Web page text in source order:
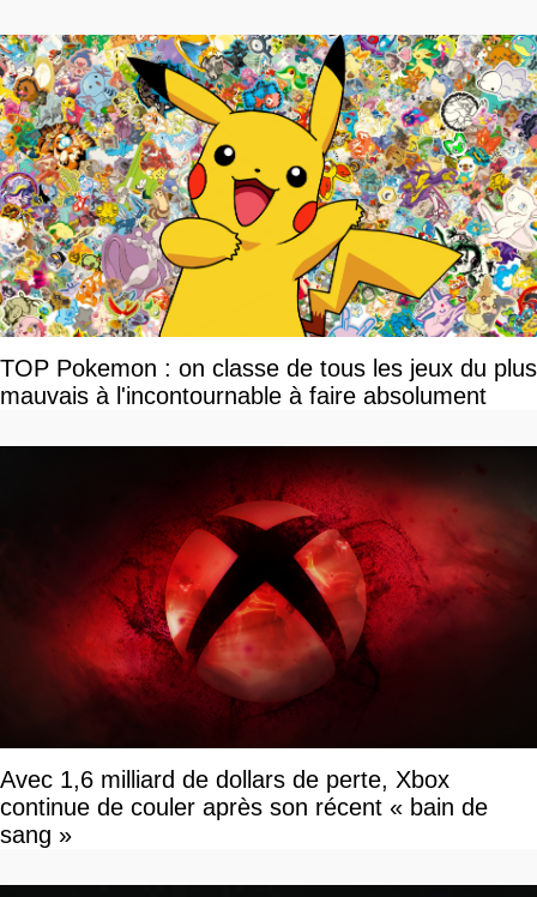
TOP Pokemon : on classe de tous les jeux du plus
mauvais à l'incontournable à faire absolument
Avec 1,6 milliard de dollars de perte, Xbox
continue de couler après son récent « bain de
sang »